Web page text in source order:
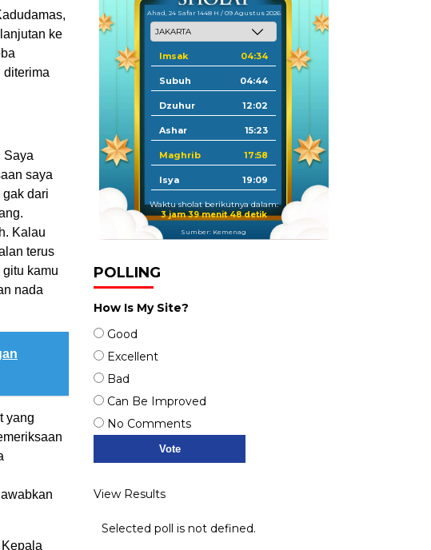
ke
diterima
Saya
saya
dari
Kalau
terus
kamu
nada
yang
Ahad, 24 Safar 1448 H / 09 Agustus 2026
Imsak 04:34
Subuh 04:44
Dzuhur 12:02
Ashar 15:23
Maghrib 17:58
Isya 19:09
Waktu sholat berikutnya dalam:
3 jam 39 menit 46 detik
Sumber: Kemenag
POLLING
How Is My Site?
Good
Excellent
Bad
Can Be Improved
No Comments
View Results
Selected poll is not defined.